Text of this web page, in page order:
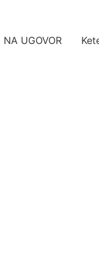
UGOVOR